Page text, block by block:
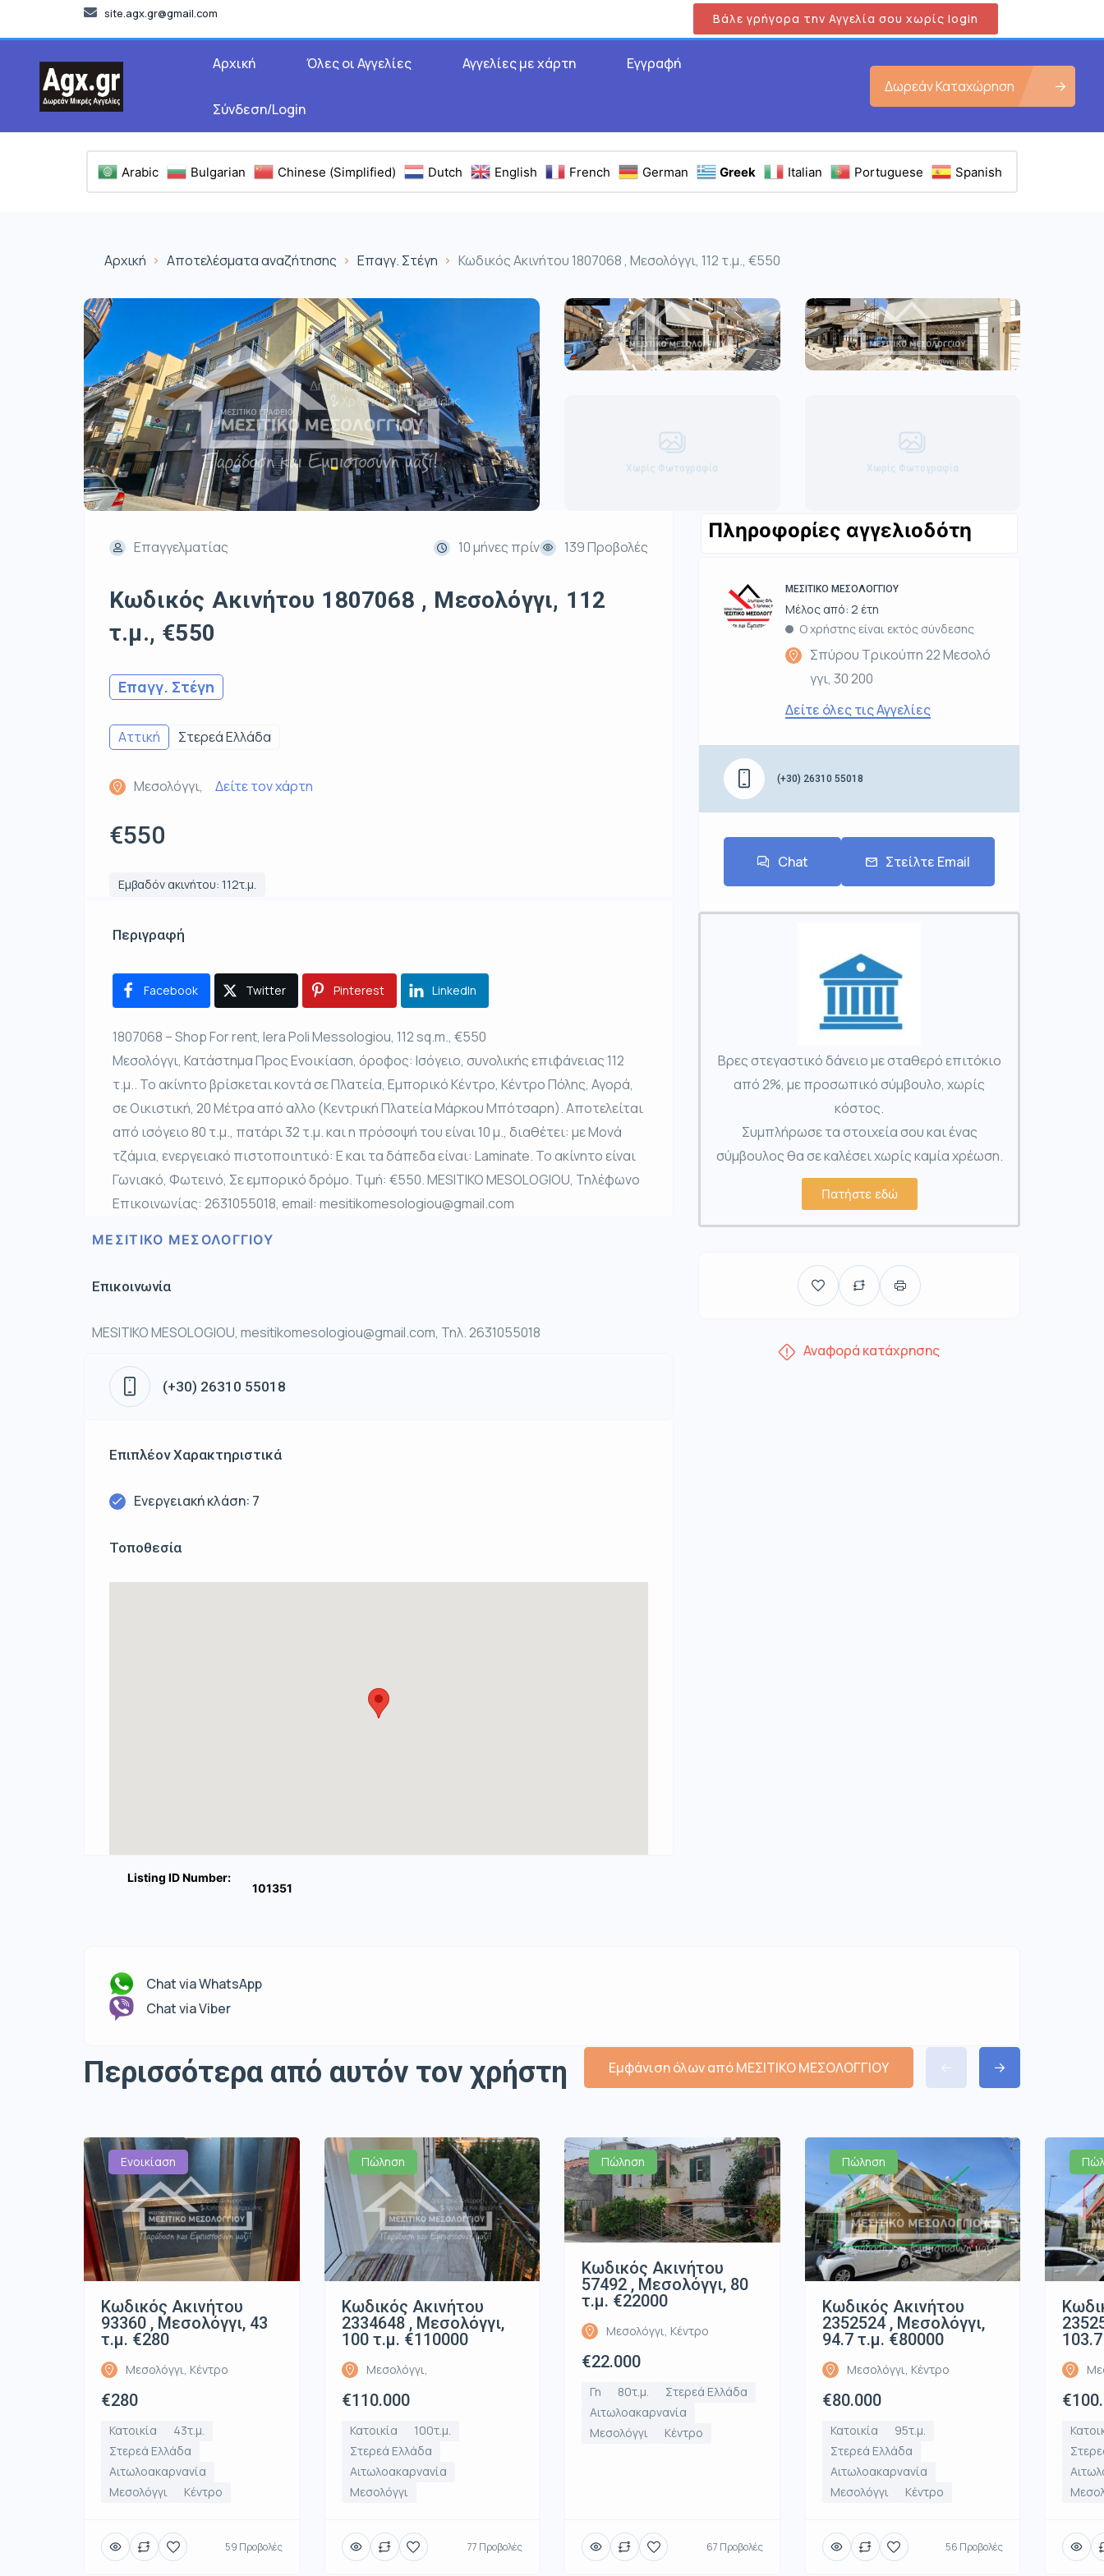
site.agx.gr@gmail.com Βάλε γρήγορα την Αγγελία σου χωρίς login
Αρχική Όλες οι Αγγελίες Αγγελίες με χάρτη Εγγραφή
Σύνδεση/Login
Δωρεάν Καταχώρηση
Arabic Bulgarian Chinese (Simplified) Dutch English French German Greek Italian Portuguese Spanish
Αρχική Αποτελέσματα αναζήτησης Επαγγ. Στέγη Κωδικός Ακινήτου 1807068 , Μεσολόγγι, 112 τ.μ., €550
Χωρίς Φωτογραφία Χωρίς Φωτογραφία
Επαγγελματίας 10 μήνες πρίν 139 Προβολές
Κωδικός Ακινήτου 1807068 , Μεσολόγγι, 112
τ.μ., €550
Επαγγ. Στέγη
Αττική Στερεά Ελλάδα
Μεσολόγγι, Δείτε τον χάρτη
€550
Εμβαδόν ακινήτου: 112τ.μ.
Περιγραφή
Facebook Twitter Pinterest LinkedIn
1807068 – Shop For rent, Iera Poli Messologiou, 112 sq.m., €550
Μεσολόγγι, Κατάστημα Προς Ενοικίαση, όροφος: Ισόγειο, συνολικής επιφάνειας 112
τ.μ.. Το ακίνητο βρίσκεται κοντά σε Πλατεία, Εμπορικό Κέντρο, Κέντρο Πόλης, Αγορά,
σε Οικιστική, 20 Μέτρα από αλλο (Κεντρική Πλατεία Μάρκου Μπότσαρη). Αποτελείται
από ισόγειο 80 τ.μ., πατάρι 32 τ.μ. και η πρόσοψή του είναι 10 μ., διαθέτει: με Μονά
τζάμια, ενεργειακό πιστοποιητικό: Ε και τα δάπεδα είναι: Laminate. Το ακίνητο είναι
Γωνιακό, Φωτεινό, Σε εμπορικό δρόμο. Τιμή: €550. MESITIKO MESOLOGIOU, Τηλέφωνο
Επικοινωνίας: 2631055018, email: mesitikomesologiou@gmail.com
ΜΕΣΙΤΙΚΟ ΜΕΣΟΛΟΓΓΙΟΥ
Επικοινωνία
MESITIKO MESOLOGIOU, mesitikomesologiou@gmail.com, Τηλ. 2631055018
(+30) 26310 55018
Επιπλέον Χαρακτηριστικά
Ενεργειακή κλάση: 7
Τοποθεσία
Listing ID Number:
101351
Πληροφορίες αγγελιοδότη
ΜΕΣΙΤΙΚΟ ΜΕΣΟΛΟΓΓΙΟΥ
Μέλος από: 2 έτη
Ο χρήστης είναι εκτός σύνδεσης
Σπύρου Τρικούπη 22 Μεσολό
γγι, 30 200
Δείτε όλες τις Αγγελίες
(+30) 26310 55018
Chat Στείλτε Email
Βρες στεγαστικό δάνειο με σταθερό επιτόκιο
από 2%, με προσωπικό σύμβουλο, χωρίς
κόστος.
Συμπλήρωσε τα στοιχεία σου και ένας
σύμβουλος θα σε καλέσει χωρίς καμία χρέωση.
Πατήστε εδώ
Αναφορά κατάχρησης
Chat via WhatsApp
Chat via Viber
Περισσότερα από αυτόν τον χρήστη Εμφάνιση όλων από ΜΕΣΙΤΙΚΟ ΜΕΣΟΛΟΓΓΙΟΥ
Ενοικίαση
Κωδικός Ακινήτου
93360 , Μεσολόγγι, 43
τ.μ. €280
Μεσολόγγι, Κέντρο
€280
Κατοικία
43τ.μ.
Στερεά Ελλάδα
Αιτωλοακαρνανία
Μεσολόγγι
Κέντρο
59 Προβολές
Πώληση
Κωδικός Ακινήτου
2334648 , Μεσολόγγι,
100 τ.μ. €110000
Μεσολόγγι,
€110.000
Κατοικία
100τ.μ.
Στερεά Ελλάδα
Αιτωλοακαρνανία
Μεσολόγγι
77 Προβολές
Πώληση
Κωδικός Ακινήτου
57492 , Μεσολόγγι, 80
τ.μ. €22000
Μεσολόγγι, Κέντρο
€22.000
Γη 80τ.μ.
Στερεά Ελλάδα
Αιτωλοακαρνανία
Μεσολόγγι
Κέντρο
67 Προβολές
Πώληση
Κωδικός Ακινήτου
2352524 , Μεσολόγγι,
94.7 τ.μ. €80000
Μεσολόγγι, Κέντρο
€80.000
Κατοικία
95τ.μ.
Στερεά Ελλάδα
Αιτωλοακαρνανία
Μεσολόγγι
Κέντρο
56 Προβολές